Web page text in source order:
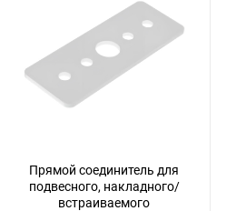
Прямой соединитель для
подвесного, накладного/
встраиваемого